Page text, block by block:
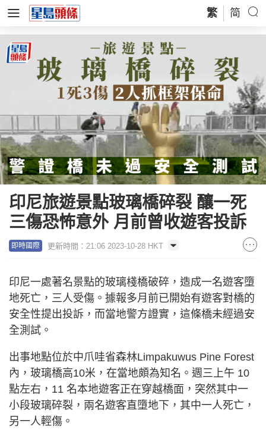
繁 简
印尼旅遊景點玻璃橋碎裂 釀一死
三傷恐怖意外 月前曾收遊客投訴
即時國際 更新時間：21:06 2023-10-28 HKT
印尼一處著名景點的玻璃棧橋破碎，造成一名遊客墮
地死亡，三人受傷。據報多月前已開始有遊客對橋的
安全性提出投訴，而當地警方證實，這條橋未經過安
全測試。
出事地點位於中爪哇省森林Limpakuwus Pine Forest
內，玻璃橋高10米，在當地頗為知名。週三上午 10
點左右，11 名本地遊客正在穿越橋面，突然其中一
小段玻璃碎裂，兩名遊客直墮地下，其中一人死亡，
另一人輕傷。